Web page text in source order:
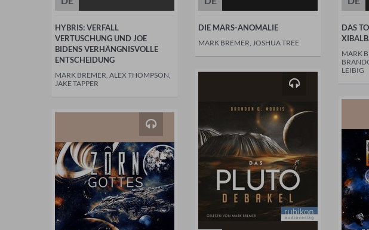
HYBRIS: VERFALL
VERTUSCHUNG UND JOE
BIDENS VERHÄNGNISVOLLE
ENTSCHEIDUNG
MARK BREMER, ALEX THOMPSON,
JAKE TAPPER
DIE MARS-ANOMALIE
MARK BREMER, JOSHUA TREE
DAS
MARK
LEIBIG